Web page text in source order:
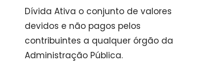
Dívida Ativa o conjunto de valores
devidos e não pagos pelos
contribuintes a qualquer órgão da
Administração Pública.